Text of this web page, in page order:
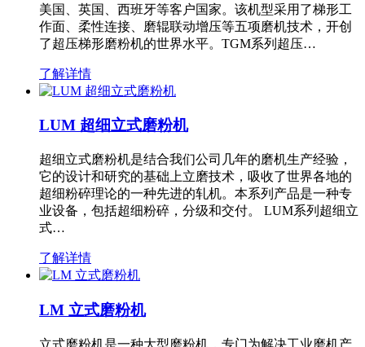
美国、英国、西班牙等客户国家。该机型采用了梯形工
作面、柔性连接、磨辊联动增压等五项磨机技术，开创
了超压梯形磨粉机的世界水平。TGM系列超压…
了解详情
LUM 超细立式磨粉机
超细立式磨粉机是结合我们公司几年的磨机生产经验，
它的设计和研究的基础上立磨技术，吸收了世界各地的
超细粉碎理论的一种先进的轧机。本系列产品是一种专
业设备，包括超细粉碎，分级和交付。 LUM系列超细立
式…
了解详情
LM 立式磨粉机
立式磨粉机是一种大型磨粉机，专门为解决工业磨机产